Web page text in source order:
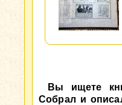
Вы ищете
Собрал и